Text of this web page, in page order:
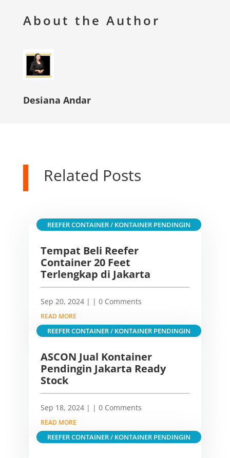
About the Author
Desiana Andar
Related Posts
Tempat Beli Reefer
Container 20 Feet
Terlengkap di Jakarta
Sep 20, 2024|
REEFER CONTAINER / KONTAINER PENDINGIN
| 0 Comments
READ MORE
ASCON Jual Kontainer
Pendingin Jakarta Ready
Stock
Sep 18, 2024|
REEFER CONTAINER / KONTAINER PENDINGIN
| 0 Comments
READ MORE
REEFER CONTAINER / KONTAINER PENDINGIN